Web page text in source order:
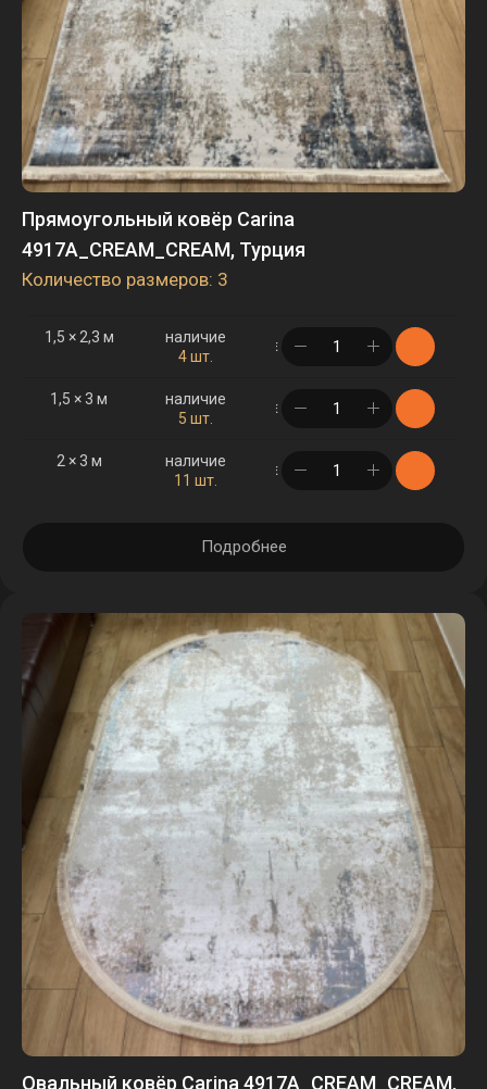
Прямоугольный ковёр Carina
4917A_CREAM_CREAM, Турция
Количество размеров: 3
1,5 × 2,3 м
наличие
4 шт.
в корзине
1,5 × 3 м
наличие
5 шт.
в корзине
2 × 3 м
наличие
11 шт.
в корзине
Подробнее
Овальный ковёр Carina 4917A_CREAM_CREAM,